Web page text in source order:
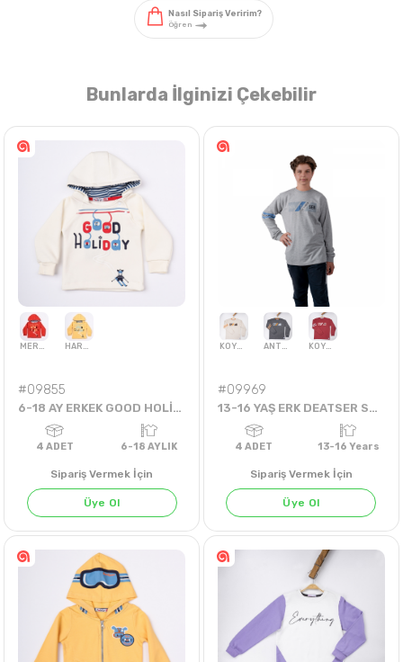
Nasıl Sipariş Veririm?
Bunlarda İlginizi Çekebilir
MERCAN HARDAL
#09855
6-18 AY ERKEK GOOD HOLİDAY SWEAT
ADET 6-18 AYLIK
Sipariş Vermek İçin
Üye Ol
KOYU BEJ ANTRASİT KOYU KİREMİT
#09969
13-16 YAŞ ERK DEATSER SWEAT
4ADET 13-16
Sipariş Vermek İçin
Üye Ol